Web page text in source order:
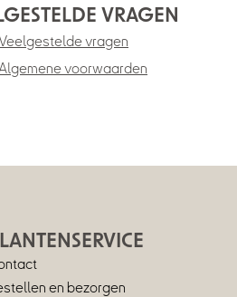
VRAGEN
vragen
voorwaarden
en bezorgen